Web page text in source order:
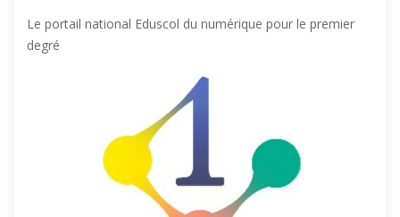
Le portail national Eduscol du numérique pour le premier
degré